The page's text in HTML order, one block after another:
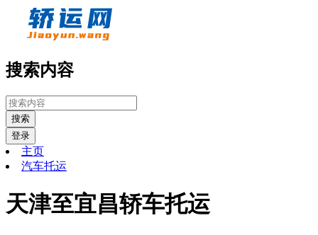
搜索内容
搜索
登录
主页
汽车托运
天津至宜昌轿车托运